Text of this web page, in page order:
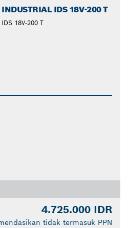
INDUSTRIAL IDS 18V-200 T
IDS 18V-200 T
4.725.000 IDR
tidak termasuk PPN